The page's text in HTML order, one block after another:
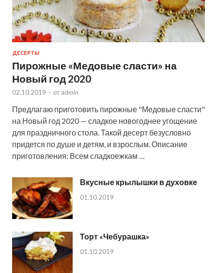
ДЕСЕРТЫ
Пирожные «Медовые сласти» на
Новый год 2020
02.10.2019 - от admin
Предлагаю приготовить пирожные "Медовые сласти"
на Новый год 2020 — сладкое новогоднее угощение
для праздничного стола. Такой десерт безусловно
придется по душе и детям, и взрослым. Описание
приготовления: Всем сладкоежкам …
Вкусные крылышки в духовке
01.10.2019
Торт «Чебурашка»
01.10.2019